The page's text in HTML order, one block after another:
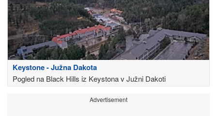
Keystone - Južna Dakota
Pogled na Black Hills iz Keystona v Južni Dakoti
Advertisement